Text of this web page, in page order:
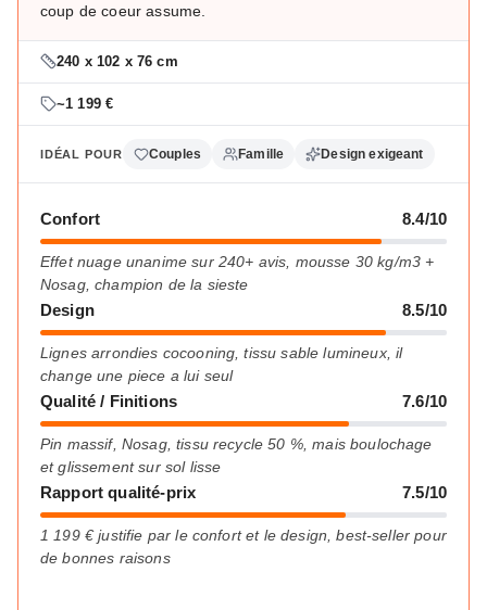
coup de coeur assume.
240 x 102 x 76 cm
~1 199 €
IDÉAL POUR Couples Famille Design exigeant
Confort 8.4/10
Effet nuage unanime sur 240+ avis, mousse 30 kg/m3 +
Nosag, champion de la sieste
Design 8.5/10
Lignes arrondies cocooning, tissu sable lumineux, il
change une piece a lui seul
Qualité / Finitions 7.6/10
Pin massif, Nosag, tissu recycle 50 %, mais boulochage
et glissement sur sol lisse
Rapport qualité-prix 7.5/10
1 199 € justifie par le confort et le design, best-seller pour
de bonnes raisons